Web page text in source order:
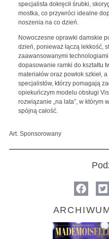
specjalista dokręcił śrubki,
mostka, co przywróci idealne
noszenia na co dzień.
Nowoczesne oprawki damskie
dzień, ponieważ łączą lekkość,
zaawansowanymi
dopasowanie ramki do kształtu
materiałów oraz powłok szkieł,
specjalistów, którzy pomagają
opiekuńczym modelu obsługi
rozwiązanie „na lata”, w którym
spójną całość.
Art. Sponsorowany